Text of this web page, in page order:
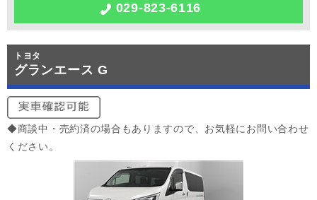
029-823-6116
トヨタ
グランエース G
◆商談中・売約済の場合もありますので、お気軽にお問い合わせ
ください。